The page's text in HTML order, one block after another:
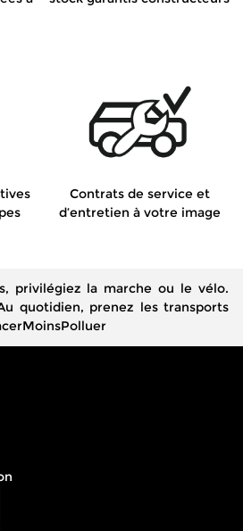
Contrats de service et
d’entretien à votre image
privilégiez la marche ou le vélo.
quotidien, prenez les transports